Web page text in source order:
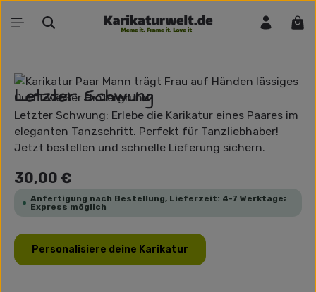
Zum Hauptinhalt springen
Bildergalerie überspringen
Letzter Schwung
Letzter Schwung: Erlebe die Karikatur eines Paares im
eleganten Tanzschritt. Perfekt für Tanzliebhaber!
Jetzt bestellen und schnelle Lieferung sichern.
Regulärer Preis:
30,00 €
Anfertigung nach Bestellung, Lieferzeit: 4-7 Werktage;
Express möglich
Personalisiere deine Karikatur